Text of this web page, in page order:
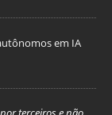
em IA